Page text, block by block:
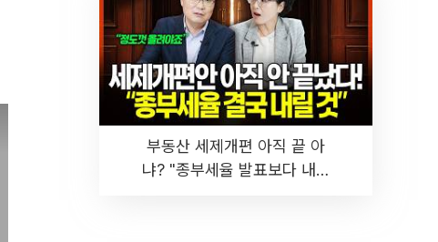
부동산 세제개편 아직 끝 아
냐? "종부세율 발표보다 내릴